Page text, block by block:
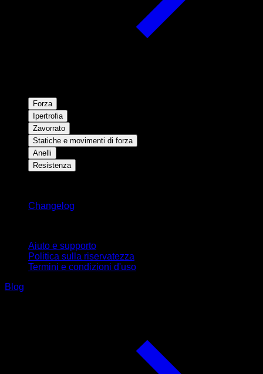
Forza
Ipertrofia
Zavorrato
Statiche e movimenti di forza
Anelli
Resistenza
Changelog
Aiuto e supporto
Politica sulla riservatezza
Termini e condizioni d'uso
Blog